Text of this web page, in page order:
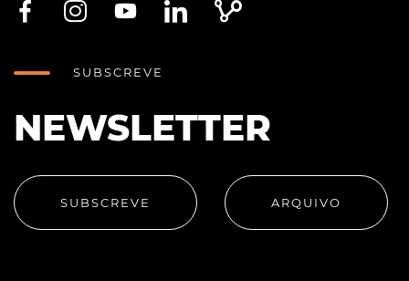
SUBSCREVE
NEWSLETTER
SUBSCREVE ARQUIVO